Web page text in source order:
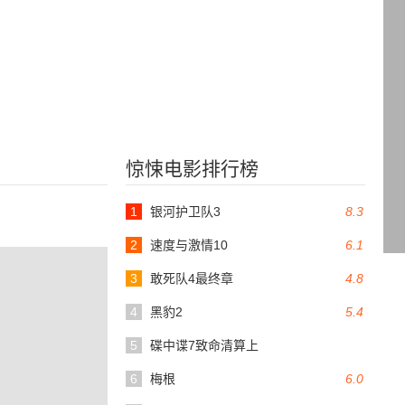
惊悚电影排行榜
8.3
1 银河护卫队3
6.1
2 速度与激情10
4.8
3 敢死队4最终章
5.4
4 黑豹2
5 碟中谍7致命清算上
6.0
6 梅根